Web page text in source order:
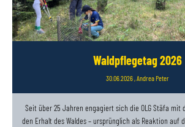
Waldpflegetag 2026
30.06.2026, Andrea Peter
Seit über 25 Jahren engagiert sich die OLG Stäfa mit
den Erhalt des Waldes – ursprünglich als Reaktion auf